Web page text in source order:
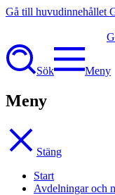
Gå till huvudinnehållet
Sök Meny
Meny
Stäng
Start
Avdelningar och